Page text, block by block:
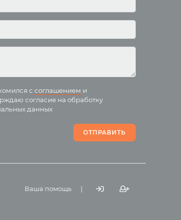
книги
ссоглашением и
согласие на обработку
данных
ОТПРАВИТЬ
Ваша помощь |